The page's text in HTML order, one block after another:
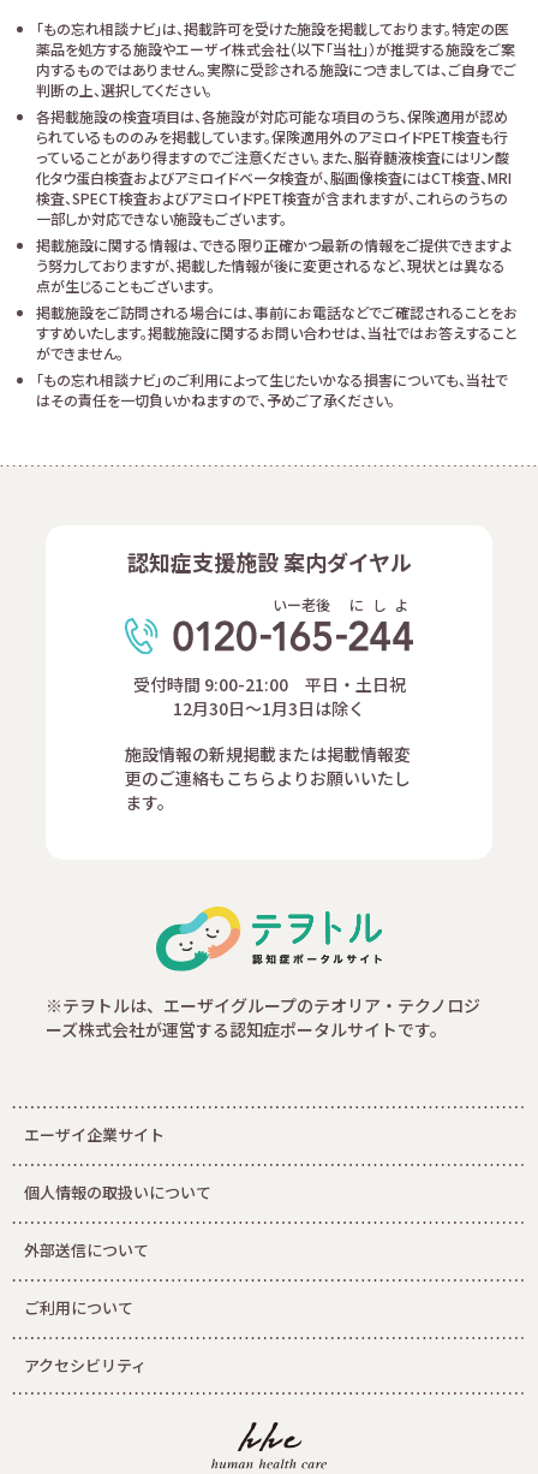
「もの忘れ相談ナビ」は、掲載許可を受けた施設を掲載しております。特定の医
薬品を処方する施設やエーザイ株式会社（以下「当社」）が推奨する施設をご案
内するものではありません。実際に受診される施設につきましては、ご自身でご
判断の上、選択してください。
各掲載施設の検査項目は、各施設が対応可能な項目のうち、保険適用が認め
られているもののみを掲載しています。保険適用外のアミロイドPET検査も行
っていることがあり得ますのでご注意ください。また、脳脊髄液検査にはリン酸
化タウ蛋白検査およびアミロイドベータ検査が、脳画像検査にはCT検査、MRI
検査、SPECT検査およびアミロイドPET検査が含まれますが、これらのうちの
一部しか対応できない施設もございます。
掲載施設に関する情報は、できる限り正確かつ最新の情報をご提供できますよ
う努力しておりますが、掲載した情報が後に変更されるなど、現状とは異なる
点が生じることもございます。
掲載施設をご訪問される場合には、事前にお電話などでご確認されることをお
すすめいたします。掲載施設に関するお問い合わせは、当社ではお答えすること
ができません。
「もの忘れ相談ナビ」のご利用によって生じたいかなる損害についても、当社で
はその責任を一切負いかねますので、予めご了承ください。
認知症支援施設 案内ダイヤル
いー老後 に し よ
受付時間 9:00-21:00 平日・土日祝
12月30日～1月3日は除く
施設情報の新規掲載または掲載情報変
更のご連絡もこちらよりお願いいたし
ます。
※テヲトルは、エーザイグループのテオリア・テクノロジ
ーズ株式会社が運営する認知症ポータルサイトです。
エーザイ企業サイト
個人情報の取扱いについて
外部送信について
ご利用について
アクセシビリティ